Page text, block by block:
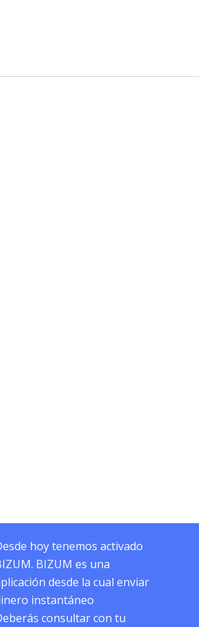
hoy tenemos activado
BIZUM es una
desde la cual enviar
instantáneo
consultar con tu